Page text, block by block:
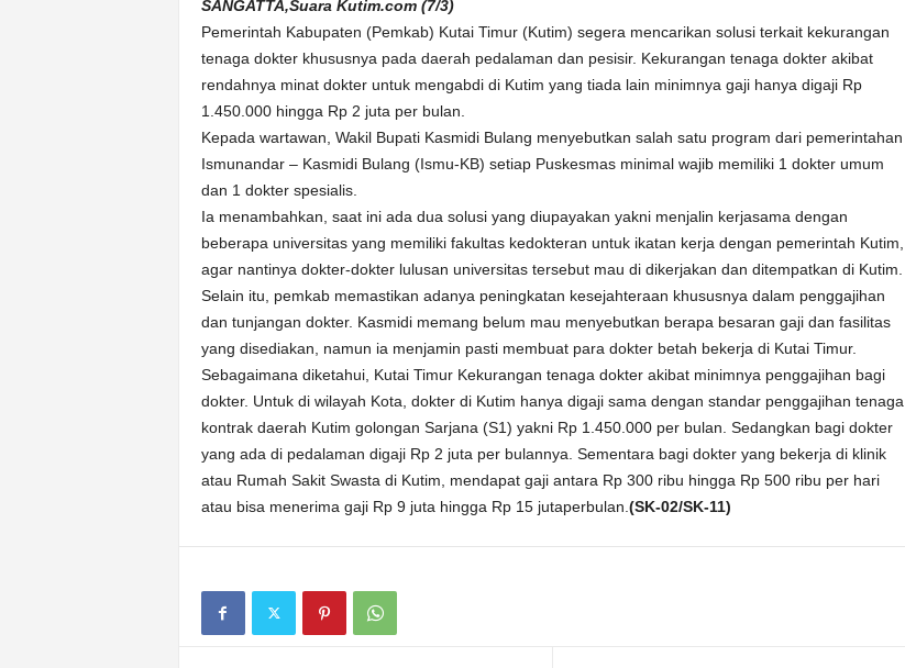
SANGATTA,Suara Kutim.com (7/3)
Pemerintah Kabupaten (Pemkab) Kutai Timur (Kutim) segera mencarikan solusi terkait kekurangan
tenaga dokter khususnya pada daerah pedalaman dan pesisir. Kekurangan tenaga dokter akibat
rendahnya minat dokter untuk mengabdi di Kutim yang tiada lain minimnya gaji hanya digaji Rp
1.450.000 hingga Rp 2 juta per bulan.
Kepada wartawan, Wakil Bupati Kasmidi Bulang menyebutkan salah satu program dari pemerintahan
Ismunandar – Kasmidi Bulang (Ismu-KB) setiap Puskesmas minimal wajib memiliki 1 dokter umum
dan 1 dokter spesialis.
Ia menambahkan, saat ini ada dua solusi yang diupayakan yakni menjalin kerjasama dengan
beberapa universitas yang memiliki fakultas kedokteran untuk ikatan kerja dengan pemerintah Kutim,
agar nantinya dokter-dokter lulusan universitas tersebut mau di dikerjakan dan ditempatkan di Kutim.
Selain itu, pemkab memastikan adanya peningkatan kesejahteraan khususnya dalam penggajihan
dan tunjangan dokter. Kasmidi memang belum mau menyebutkan berapa besaran gaji dan fasilitas
yang disediakan, namun ia menjamin pasti membuat para dokter betah bekerja di Kutai Timur.
Sebagaimana diketahui, Kutai Timur Kekurangan tenaga dokter akibat minimnya penggajihan bagi
dokter. Untuk di wilayah Kota, dokter di Kutim hanya digaji sama dengan standar penggajihan tenaga
kontrak daerah Kutim golongan Sarjana (S1) yakni Rp 1.450.000 per bulan. Sedangkan bagi dokter
yang ada di pedalaman digaji Rp 2 juta per bulannya. Sementara bagi dokter yang bekerja di klinik
atau Rumah Sakit Swasta di Kutim, mendapat gaji antara Rp 300 ribu hingga Rp 500 ribu per hari
atau bisa menerima gaji Rp 9 juta hingga Rp 15 jutaperbulan. (SK-02/SK-11)